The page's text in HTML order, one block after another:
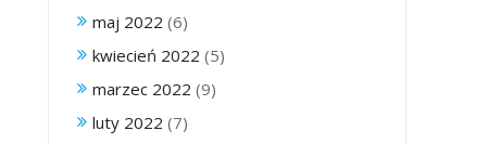
maj 2022 (6)
kwiecień 2022 (5)
marzec 2022 (9)
luty 2022 (7)